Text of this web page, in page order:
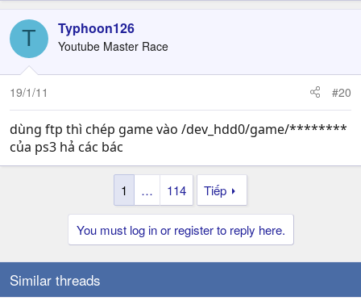
T Typhoon126
Youtube Master Race
19/1/11 #20
dùng ftp thì chép game vào /dev_hdd0/game/********
của ps3 hả các bác
1 … 114 Tiếp
You must log in or register to reply here.
Similar threads